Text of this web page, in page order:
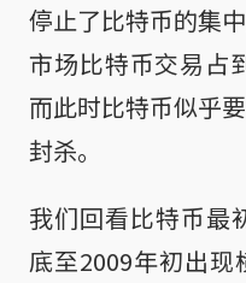
停止了比特币的集
市场比特币交易占
而此时比特币似乎
封杀。
我们回看比特币最
底至2009年初出